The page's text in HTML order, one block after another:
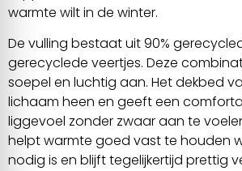
warmte wilt in de winter.
De vulling bestaat uit 90%
gerecyclede veertjes. Deze
soepel en luchtig aan. Het dekbed
lichaam heen en geeft een
liggevoel zonder zwaar aan te
helpt warmte goed vast te houden
nodig is en blijft tegelijkertijd prettig